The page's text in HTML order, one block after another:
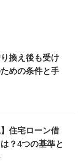
換え後も受け
めの条件と手
住宅ローン借
？4つの基準と